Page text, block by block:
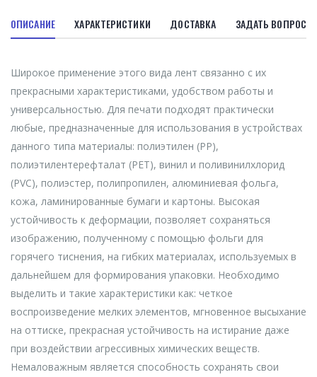
ОПИСАНИЕ ХАРАКТЕРИСТИКИ ДОСТАВКА ЗАДАТЬ ВОПРОС
Широкое применение этого вида лент связанно с их
прекрасными характеристиками, удобством работы и
универсальностью. Для печати подходят практически
любые, предназначенные для использования в устройствах
данного типа материалы: полиэтилен (РР),
полиэтилентерефталат (РЕТ), винил и поливинилхлорид
(PVC), полиэстер, полипропилен, алюминиевая фольга,
кожа, ламинированные бумаги и картоны. Высокая
устойчивость к деформации, позволяет сохраняться
изображению, полученному с помощью фольги для
горячего тиснения, на гибких материалах, используемых в
дальнейшем для формирования упаковки. Необходимо
выделить и такие характеристики как: четкое
воспроизведение мелких элементов, мгновенное высыхание
на оттиске, прекрасная устойчивость на истирание даже
при воздействии агрессивных химических веществ.
Немаловажным является способность сохранять свои